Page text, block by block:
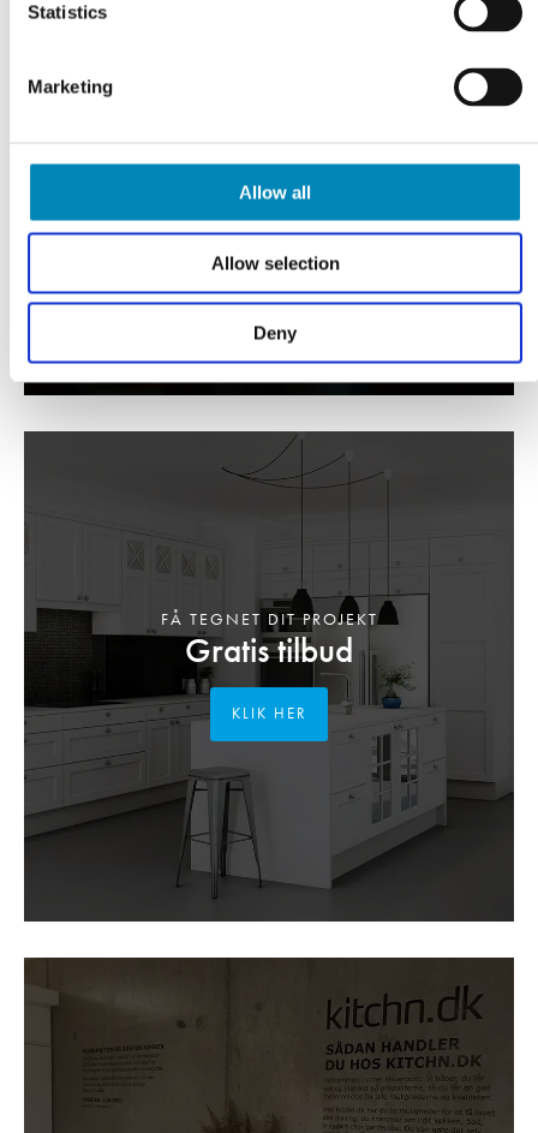
Statistics
Marketing
Allow all
Allow selection
Deny
LÆS MERE
Gratis tilbud
FÅ TEGNET DIT PROJEKT
KLIK HER